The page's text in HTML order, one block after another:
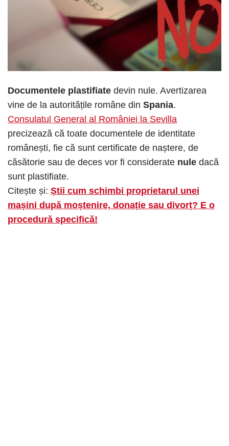
Documentele plastifiate devin nule. Avertizarea
vine de la autoritățile române din Spania.
Consulatul General al României la Sevilla
precizează că toate documentele de identitate
românești, fie că sunt certificate de naștere, de
căsătorie sau de deces vor fi considerate nule dacă
sunt plastifiate.
Citește și: Știi cum schimbi proprietarul unei
mașini după moștenire, donație sau divorț? E o
procedură specifică!